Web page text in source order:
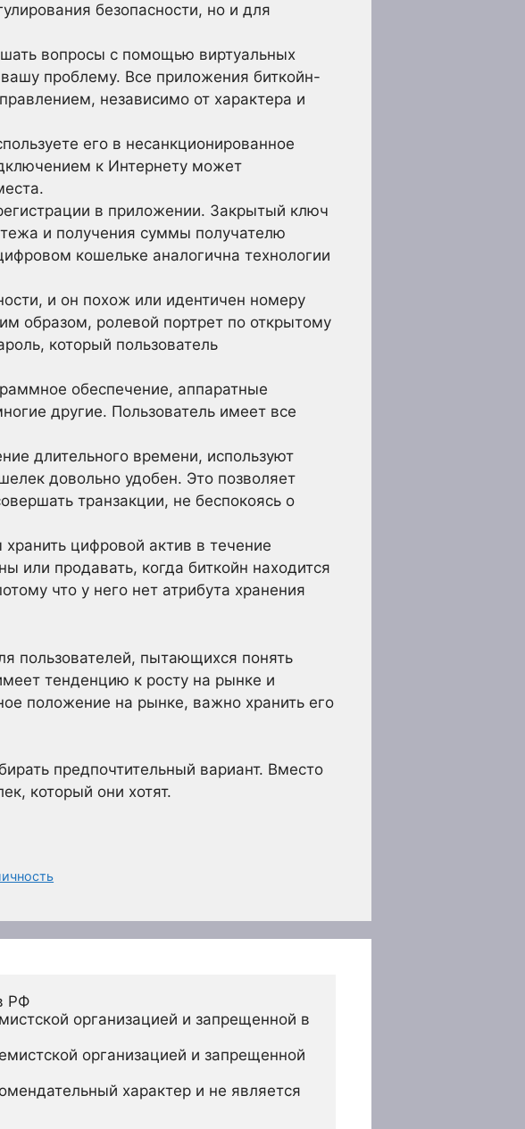
безопасности, но и для
вопросы с помощью виртуальных
проблему. Все приложения биткойн-
независимо от характера и
его в несанкционированное
к Интернету может
в приложении. Закрытый ключ
и получения суммы получателю
кошельке аналогична технологии
и он похож или идентичен номеру
образом, ролевой портрет по открытому
который пользователь
обеспечение, аппаратные
другие. Пользователь имеет все
длительного времени, используют
довольно удобен. Это позволяет
транзакции, не беспокоясь о
цифровой актив в течение
или продавать, когда биткойн находится
что у него нет атрибута хранения
пользователей, пытающихся понять
тенденцию к росту на рынке и
положение на рынке, важно хранить его
предпочтительный вариант. Вместо
который они хотят.
РФ
организацией и запрещенной в
организацией и запрещенной
характер и не является